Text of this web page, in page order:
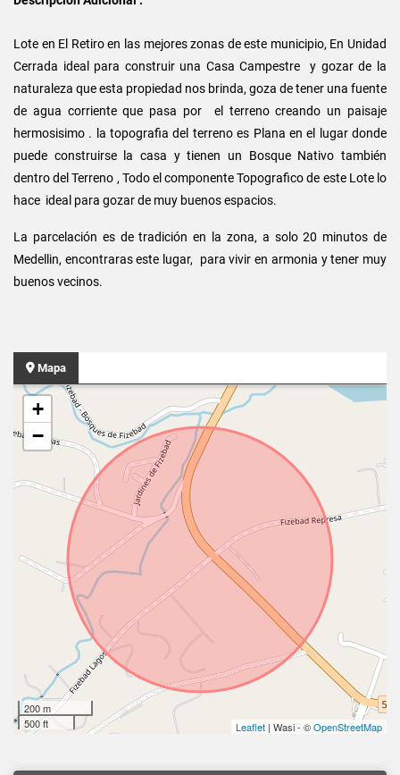
Lote en El Retiro en las mejores zonas de este municipio, En Unidad
Cerrada ideal para construir una Casa Campestre y gozar de la
naturaleza que esta propiedad nos brinda, goza de tener una fuente
de agua corriente que pasa por el terreno creando un paisaje
hermosisimo . la topografia del terreno es Plana en el lugar donde
puede construirse la casa y tienen un Bosque Nativo también
dentro del Terreno , Todo el componente Topografico de este Lote lo
hace ideal para gozar de muy buenos espacios.
La parcelación es de tradición en la zona, a solo 20 minutos de
Medellin, encontraras este lugar, para vivir en armonia y tener muy
buenos vecinos.
Mapa
+
−
200 m
500 ft
Leaflet | Wasi - ©OpenStreetMap